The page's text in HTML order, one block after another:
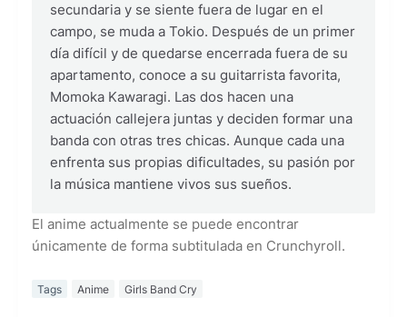
secundaria y se siente fuera de lugar en el
campo, se muda a Tokio. Después de un primer
día difícil y de quedarse encerrada fuera de su
apartamento, conoce a su guitarrista favorita,
Momoka Kawaragi. Las dos hacen una
actuación callejera juntas y deciden formar una
banda con otras tres chicas. Aunque cada una
enfrenta sus propias dificultades, su pasión por
la música mantiene vivos sus sueños.
El anime actualmente se puede encontrar
únicamente de forma subtitulada en Crunchyroll.
Tags Anime Girls Band Cry